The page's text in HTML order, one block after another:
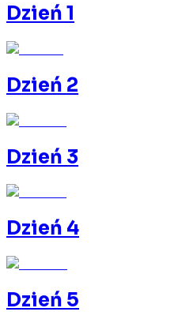
Dzień 1
Dzień 2
Dzień 3
Dzień 4
Dzień 5